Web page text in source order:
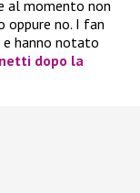
al momento non
oppure no. I fan
e hanno notato
dopo la